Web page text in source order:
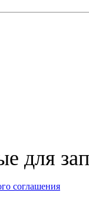
для
соглашения